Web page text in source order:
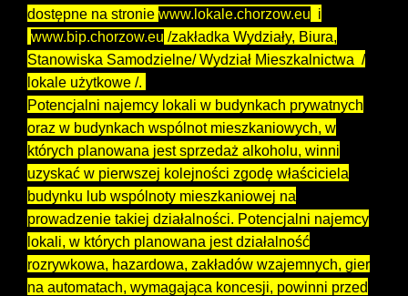
dostępne na stronie www.lokale.chorzow.eu i
www.bip.chorzow.eu /zakładka Wydziały, Biura,
Stanowiska Samodzielne/ Wydział Mieszkalnictwa /
lokale użytkowe /.
Potencjalni najemcy lokali w budynkach prywatnych
oraz w budynkach wspólnot mieszkaniowych, w
których planowana jest sprzedaż alkoholu, winni
uzyskać w pierwszej kolejności zgodę właściciela
budynku lub wspólnoty mieszkaniowej na
prowadzenie takiej działalności. Potencjalni najemcy
lokali, w których planowana jest działalność
rozrywkowa, hazardowa, zakładów wzajemnych, gier
na automatach, wymagająca koncesji, powinni przed